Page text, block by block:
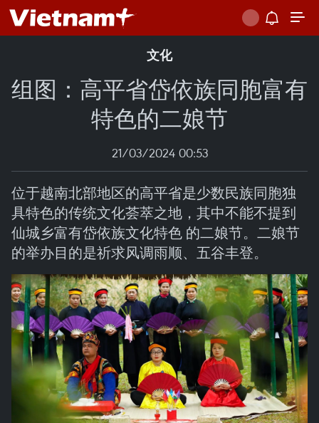
文化
组图：高平省岱依族同胞富有
特色的二娘节
21/03/2024 00:53
位于越南北部地区的高平省是少数民族同胞独
具特色的传统文化荟萃之地，其中不能不提到
仙城乡富有岱依族文化特色 的二娘节。二娘节
的举办目的是祈求风调雨顺、五谷丰登。